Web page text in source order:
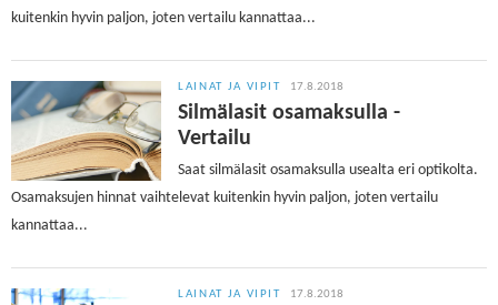
kuitenkin hyvin paljon, joten vertailu kannattaa...
LAINAT JA VIPIT 17.8.2018
Silmälasit osamaksulla -
Vertailu
Saat silmälasit osamaksulla usealta eri optikolta.
Osamaksujen hinnat vaihtelevat kuitenkin hyvin paljon, joten vertailu
kannattaa...
LAINAT JA VIPIT 17.8.2018